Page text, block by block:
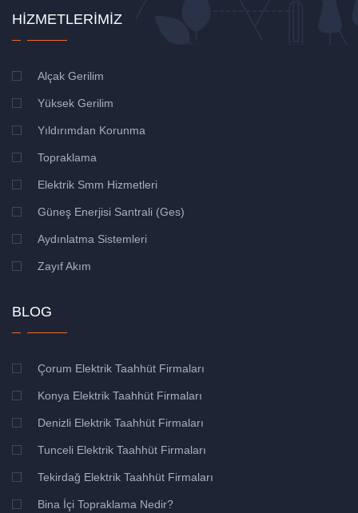
HIZMETLERIMIZ
Alçak Gerilim
Yüksek Gerilim
Yıldırımdan Korunma
Topraklama
Elektrik Smm Hizmetleri
Güneş Enerjisi Santrali (Ges)
Aydınlatma Sistemleri
Zayıf Akım
BLOG
Çorum Elektrik Taahhüt Firmaları
Konya Elektrik Taahhüt Firmaları
Denizli Elektrik Taahhüt Firmaları
Tunceli Elektrik Taahhüt Firmaları
Tekirdağ Elektrik Taahhüt Firmaları
Bina İçi Topraklama Nedir?